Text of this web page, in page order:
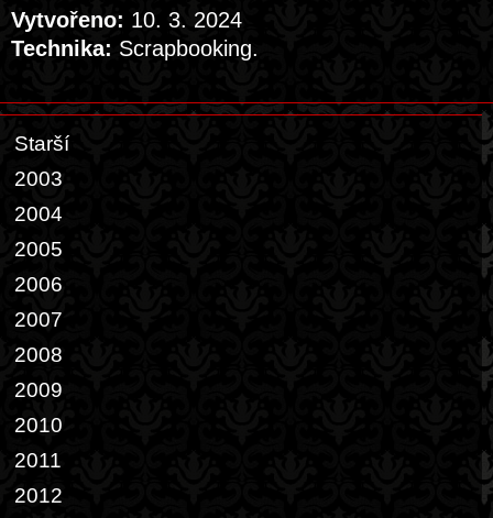
Vytvořeno: 10. 3. 2024
Technika: Scrapbooking.
Starší
2003
2004
2005
2006
2007
2008
2009
2010
2011
2012